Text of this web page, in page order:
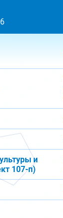
и
107-п)